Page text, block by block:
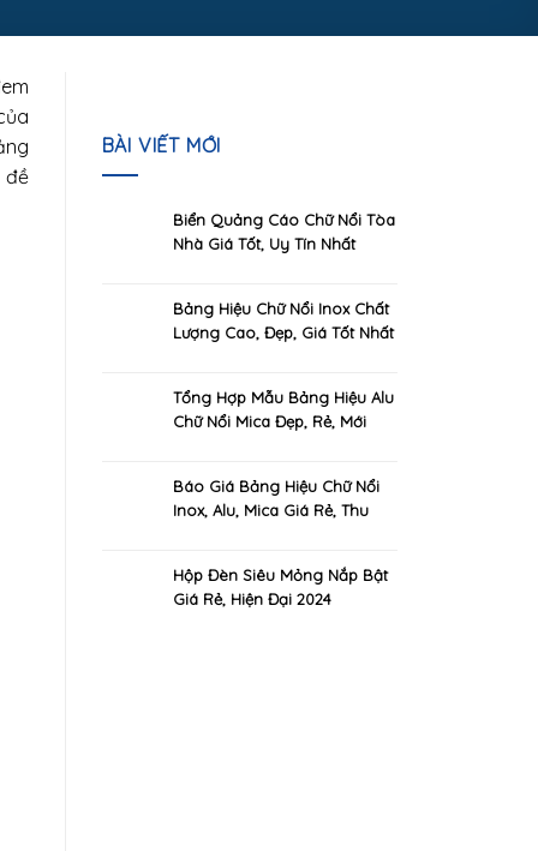
đề
BÀI VIẾT MỚI
Biển Quảng Cáo Chữ Nổi Tòa
Nhà Giá Tốt, Uy Tín Nhất
Bảng Hiệu Chữ Nổi Inox Chất
Lượng Cao, Đẹp, Giá Tốt Nhất
Tổng Hợp Mẫu Bảng Hiệu Alu
Chữ Nổi Mica Đẹp, Rẻ, Mới
Báo Giá Bảng Hiệu Chữ Nổi
Inox, Alu, Mica Giá Rẻ, Thu
Hộp Đèn Siêu Mỏng Nắp Bật
Giá Rẻ, Hiện Đại 2024